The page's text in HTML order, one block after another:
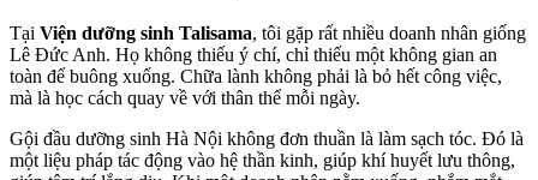
Tại Viện dưỡng sinh Talisama, tôi gặp rất nhiều doanh nhân giống
Lê Đức Anh. Họ không thiếu ý chí, chỉ thiếu một không gian an
toàn để buông xuống. Chữa lành không phải là bỏ hết công việc,
mà là học cách quay về với thân thể mỗi ngày.
Gội đầu dưỡng sinh Hà Nội không đơn thuần là làm sạch tóc. Đó là
một liệu pháp tác động vào hệ thần kinh, giúp khí huyết lưu thông,